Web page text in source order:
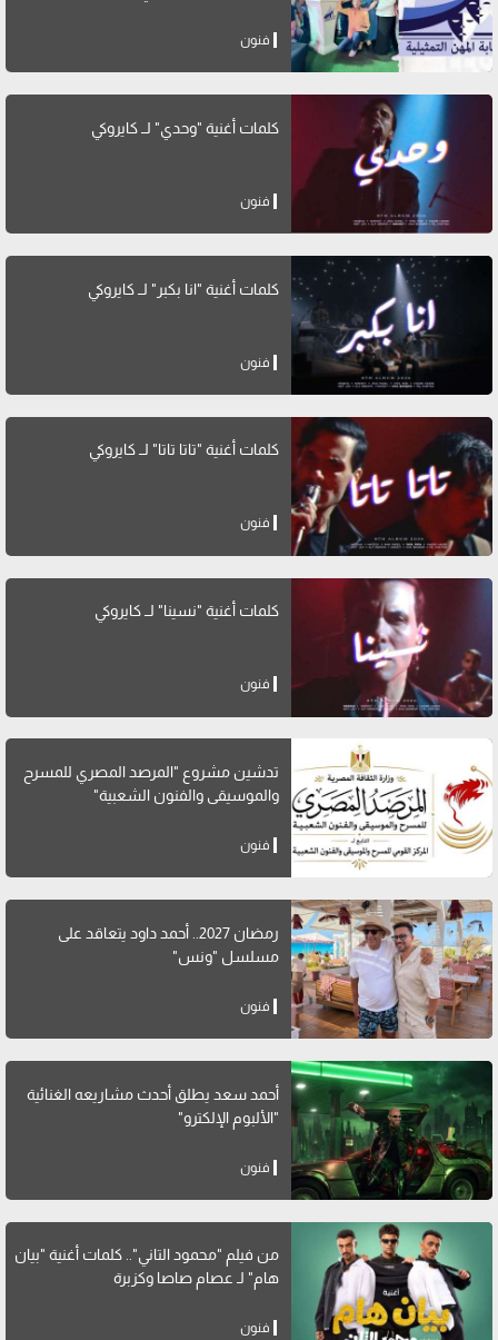
فنون
كلمات أغنية "وحدي" لــ كايروكي
فنون
كلمات أغنية "انا بكبر" لــ كايروكي
فنون
كلمات أغنية "تاتا تاتا" لــ كايروكي
فنون
كلمات أغنية "نسينا" لــ كايروكي
فنون
تدشين مشروع "المرصد المصري للمسرح
والموسيقى والفنون الشعبية"
فنون
رمضان 2027.. أحمد داود يتعاقد على
مسلسل "ونس"
فنون
أحمد سعد يطلق أحدث مشاريعه الغنائية
"الألبوم الإلكترو"
فنون
من فيلم "محمود التاني".. كلمات أغنية "بيان
هام" لـ عصام صاصا وكزبرة
فنون